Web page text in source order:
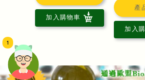
1
加入購物車
產
加入